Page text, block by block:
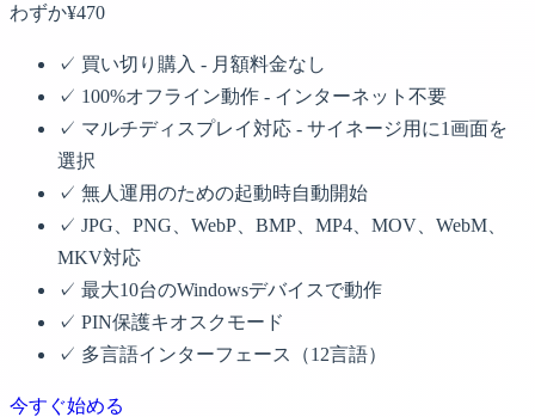
わずか¥470
✓ 買い切り購入 - 月額料金なし
✓ 100%オフライン動作 - インターネット不要
✓ マルチディスプレイ対応 - サイネージ用に1画面を
選択
✓ 無人運用のための起動時自動開始
✓ JPG、PNG、WebP、BMP、MP4、MOV、WebM、
MKV対応
✓ 最大10台のWindowsデバイスで動作
✓ PIN保護キオスクモード
✓ 多言語インターフェース（12言語）
今すぐ始める